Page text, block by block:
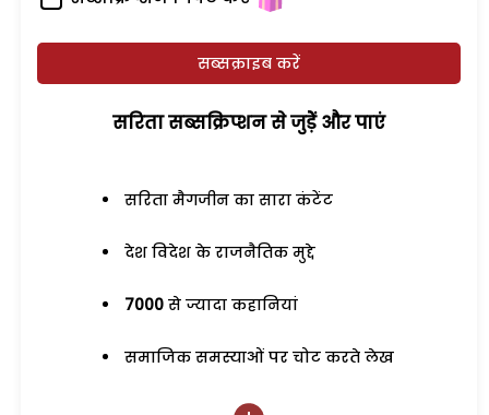
सब्सक्राइब करें
सरिता सब्सक्रिप्शन से जुड़ेें और पाएं
सरिता मैगजीन का सारा कंटेंट
देश विदेश के राजनैतिक मुद्दे
7000 से ज्यादा कहानियां
समाजिक समस्याओं पर चोट करते लेख